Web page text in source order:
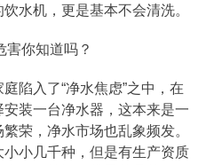
水机，更是基本不会清洗。
陷入了“净水焦虑”之中，在
装一台净水器，这本来是一
荣，净水市场也乱象频发。
小几千种，但是有生产资质